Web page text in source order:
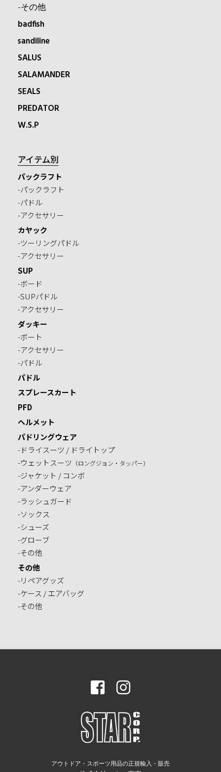
-その他
badfish
sandiline
SALUS
SALAMANDER
SEALS
PREDATOR
W.S.P
アイテム別
パックラフト
-パックラフト
-パドル
-アクセサリー
カヤック
-ツーリングパドル
-アクセサリー
SUP
-ボード
-SUPパドル
-アクセサリー
ダッキー
-ボート
-アクセサリー
-パドル
パドル
スプレースカート
PFD
ヘルメット
パドリングウェア
-ドライスーツ / ドライトップ
-ウェットスーツ （ロングジョン・タッパー）
-ジャケット / コンボ
-アンダーウェア
-ラッシュガード
-ソックス
-シューズ
-グローブ
-その他
その他
-リペアグッズ
-ケース / エアバッグ
-その他
アウトドア・スポーツ用品の正規輸入・販売